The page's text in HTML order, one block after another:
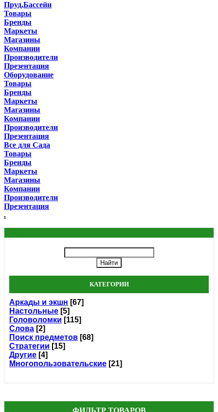
Пруд,Бассейн
Товары
Бренды
Маркеты
Магазины
Компании
Производители
Презентация
Оборудование
Товары
Бренды
Маркеты
Магазины
Компании
Производители
Презентация
Все для Сада
Товары
Бренды
Маркеты
Магазины
Компании
Производители
Презентация
.
КАТЕГОРИИ
Аркады и экшн [67]
Настольные [5]
Головоломки [115]
Слова [2]
Поиск предметов [68]
Стратегии [15]
Другие [4]
Многопользовательские [21]
ФИЛЬТР ТОВАРОВ